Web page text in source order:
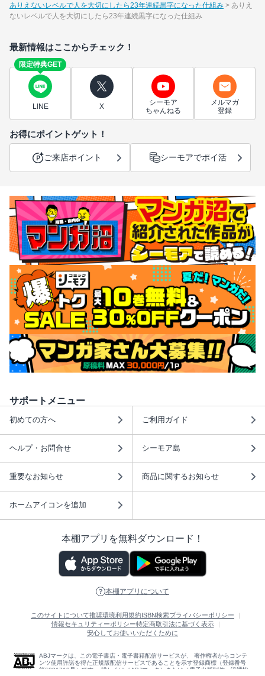
ありえないレベルで人を大切にしたら23年連続黒字になった仕組み
ありえ
ないレベルで人を大切にしたら23年連続黒字になった仕組み
最新情報はここからチェック！
限定特典GET
LINE X
シーモア
ちゃんねる
メルマガ
登録
お得にポイントゲット！
ご来店ポイント シーモアでポイ活
サポートメニュー
初めての方へ ご利用ガイド
ヘルプ・お問合せ シーモア島
重要なお知らせ 商品に関するお知らせ
ホームアイコンを追加
本棚アプリを無料ダウンロード！
本棚アプリについて
このサイトについて推奨環境利用規約ISBN検索プライバシーポリシー
情報セキュリティーポリシー特定商取引法に基づく表示
安心してお使いいただくために
ABJマークは、この電子書店・電子書籍配信サービスが、 著作権者からコンテ
ンツ使用許諾を得た正規版配信サービスであることを示す登録商標（登録番号
第6091713号）です。 詳しくは［ABJマーク］または［電子出版制作・流通協